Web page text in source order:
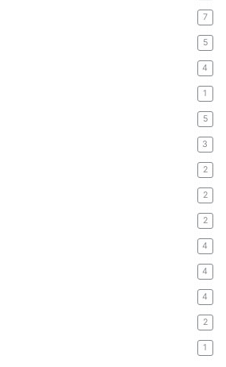
7
5
4
1
5
3
2
2
2
4
4
4
2
1